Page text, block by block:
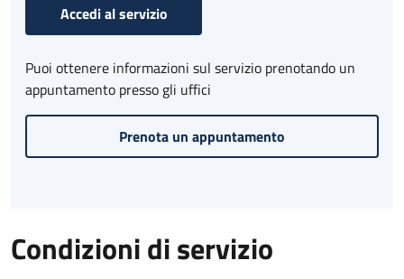
Accedi al servizio
Puoi ottenere informazioni sul servizio prenotando un
appuntamento presso gli uffici
Prenota un appuntamento
Condizioni di servizio